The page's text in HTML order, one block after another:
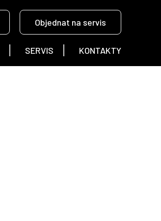
Objednat na servis
SERVIS KONTAKTY